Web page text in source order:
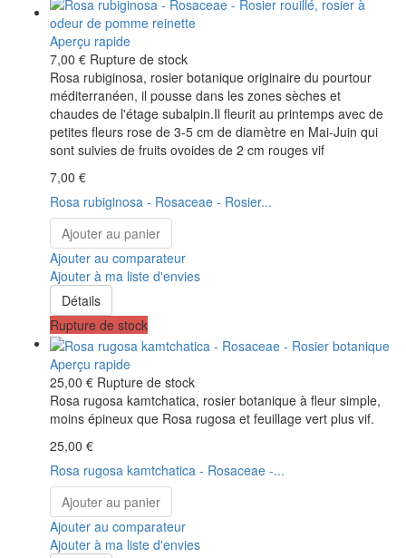
Aperçu rapide
7,00 € Rupture de stock
Rosa rubiginosa, rosier botanique originaire du pourtour
méditerranéen, il pousse dans les zones sèches et
chaudes de l'étage subalpin.Il fleurit au printemps avec de
petites fleurs rose de 3-5 cm de diamètre en Mai-Juin qui
sont suivies de fruits ovoides de 2 cm rouges vif
7,00 €
Rosa rubiginosa - Rosaceae - Rosier...
Ajouter au panier
Ajouter au comparateur
Ajouter à ma liste d'envies
Détails
Rupture de stock
Aperçu rapide
25,00 € Rupture de stock
Rosa rugosa kamtchatica, rosier botanique à fleur simple,
moins épineux que Rosa rugosa et feuillage vert plus vif.
25,00 €
Rosa rugosa kamtchatica - Rosaceae -...
Ajouter au panier
Ajouter au comparateur
Ajouter à ma liste d'envies